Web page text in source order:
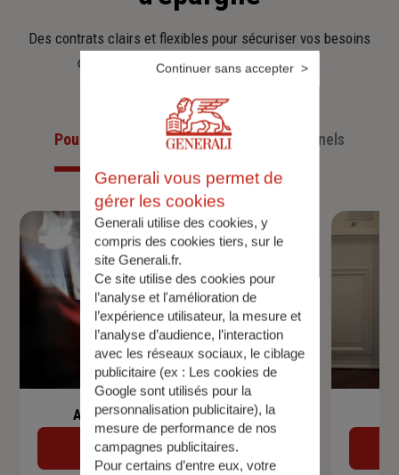
Des contrats clairs et flexibles pour sécuriser vos besoins
d’aujourd’hui et anticiper ceux de demain.
Pour les particuliersPour les professionnels
Assurance de prêt immobilier
Découvrir
Generali vous permet de
gérer les cookies
Generali utilise des cookies, y
compris des cookies tiers, sur le
site Generali.fr.
Ce site utilise des cookies pour
l’analyse et l'amélioration de
l’expérience utilisateur, la mesure et
l’analyse d’audience, l’interaction
avec les réseaux sociaux, le ciblage
publicitaire (ex : Les cookies de
Google sont utilisés pour la
personnalisation publicitaire), la
mesure de performance de nos
campagnes publicitaires.
Pour certains d’entre eux, votre
Continuer sans accepter